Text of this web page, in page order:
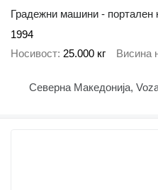
Градежни машини - портален
1994
Носивост 25.000 кг Висина
Северна Македонија,